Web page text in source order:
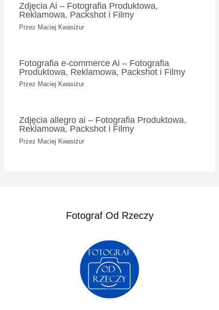
Zdjęcia Ai – Fotografia Produktowa,
Reklamowa, Packshot i Filmy
Przez Maciej Kwasiżur
Fotografia e-commerce Ai – Fotografia
Produktowa, Reklamowa, Packshot i Filmy
Przez Maciej Kwasiżur
Zdjęcia allegro ai – Fotografia Produktowa,
Reklamowa, Packshot i Filmy
Przez Maciej Kwasiżur
Fotograf Od Rzeczy